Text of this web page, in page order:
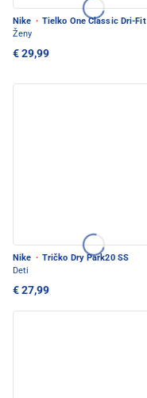
Nike · Tielko One Classic Dri-Fit
Ženy
€ 29,99
Nike · Tričko Dry Park20 SS
Deti
€ 27,99